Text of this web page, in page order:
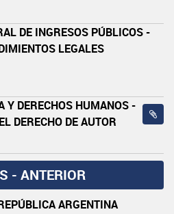
DE INGRESOS PÚBLICOS -
LEGALES
Y DERECHOS HUMANOS -
DERECHO DE AUTOR
- ANTERIOR
ARGENTINA